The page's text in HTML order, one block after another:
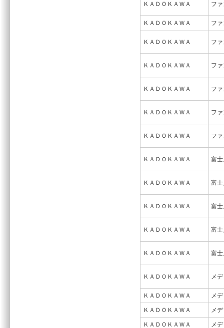
ＫＡＤＯＫＡＷＡ フ
ＫＡＤＯＫＡＷＡ フ
ＫＡＤＯＫＡＷＡ フ
ＫＡＤＯＫＡＷＡ フ
ＫＡＤＯＫＡＷＡ フ
ＫＡＤＯＫＡＷＡ フ
ＫＡＤＯＫＡＷＡ フ
ＫＡＤＯＫＡＷＡ 富
ＫＡＤＯＫＡＷＡ 富
ＫＡＤＯＫＡＷＡ 富
ＫＡＤＯＫＡＷＡ 富
ＫＡＤＯＫＡＷＡ 富
ＫＡＤＯＫＡＷＡ メ
ＫＡＤＯＫＡＷＡ メ
ＫＡＤＯＫＡＷＡ メ
ＫＡＤＯＫＡＷＡ メ